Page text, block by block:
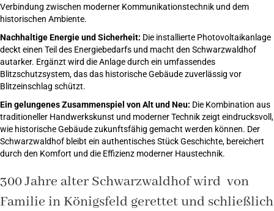
Verbindung zwischen moderner Kommunikationstechnik und dem
historischen Ambiente.
Nachhaltige Energie und Sicherheit: Die installierte Photovoltaikanlage
deckt einen Teil des Energiebedarfs und macht den Schwarzwaldhof
autarker. Ergänzt wird die Anlage durch ein umfassendes
Blitzschutzsystem, das das historische Gebäude zuverlässig vor
Blitzeinschlag schützt.
Ein gelungenes Zusammenspiel von Alt und Neu: Die Kombination aus
traditioneller Handwerkskunst und moderner Technik zeigt eindrucksvoll,
wie historische Gebäude zukunftsfähig gemacht werden können. Der
Schwarzwaldhof bleibt ein authentisches Stück Geschichte, bereichert
durch den Komfort und die Effizienz moderner Haustechnik.
300 Jahre alter Schwarzwaldhof wird von
Familie in Königsfeld gerettet und schließlich